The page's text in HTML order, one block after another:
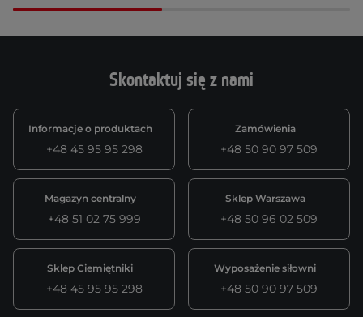
Skontaktuj się z nami
Informacje o produktach
+48 45 95 95 298
Zamówienia
+48 50 90 97 509
Magazyn centralny
+48 51 02 75 999
Sklep Warszawa
+48 50 96 02 509
Sklep Ciemiętniki
+48 45 95 95 298
Wyposażenie siłowni
+48 50 90 97 509